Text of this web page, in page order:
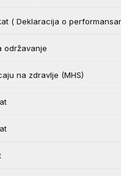
( Deklaracija o
održavanje
na zdravlje (MHS)